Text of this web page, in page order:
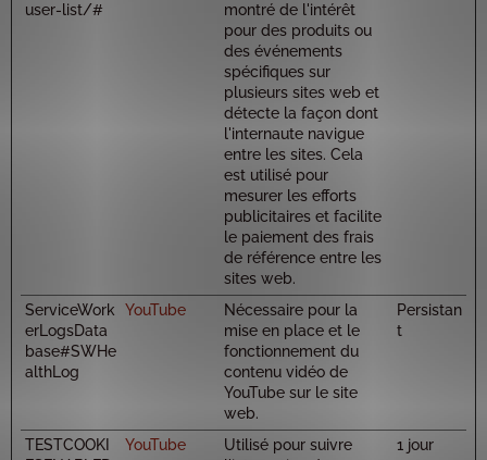
user-list/#
montré de l'intérêt
pour des produits ou
des événements
spécifiques sur
plusieurs sites web et
détecte la façon dont
l'internaute navigue
entre les sites. Cela
est utilisé pour
mesurer les efforts
publicitaires et facilite
le paiement des frais
de référence entre les
sites web.
ServiceWork
erLogsData
base#SWHe
althLog
YouTube
Nécessaire pour la
mise en place et le
fonctionnement du
contenu vidéo de
YouTube sur le site
web.
Persistan
t
TESTCOOKI
YouTube
Utilisé pour suivre
1 jour